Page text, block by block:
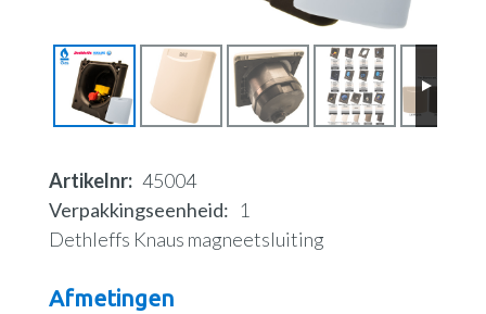
Artikelnr 45004
Verpakkingseenheid
1
Dethleffs Knaus magneetsluiting
Afmetingen